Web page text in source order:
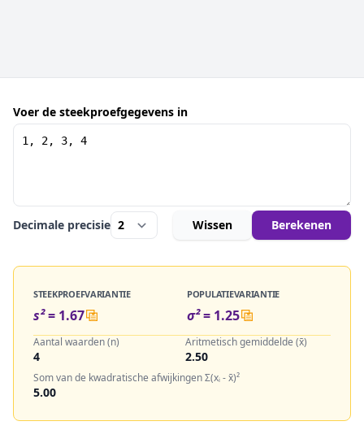
Voer de steekproefgegevens in
Decimale precisie Wissen Berekenen
STEEKPROEFVARIANTIE
s²= 1.67
POPULATIEVARIANTIE
σ²= 1.25
Aantal waarden (n)
4
Aritmetisch gemiddelde (x̄)
2.50
Som van de kwadratische afwijkingen Σ(xᵢ - x̄)²
5.00